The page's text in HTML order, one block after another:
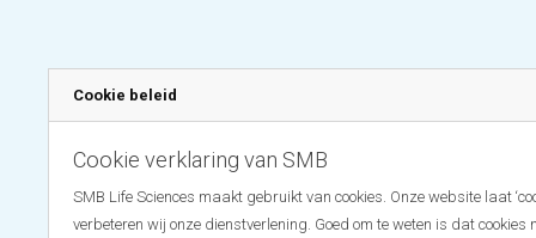
Cookie beleid
Cookie verklaring van SMB
SMB Life Sciences maakt gebruikt van cookies. Onze website laat
verbeteren wij onze dienstverlening. Goed om te weten is dat